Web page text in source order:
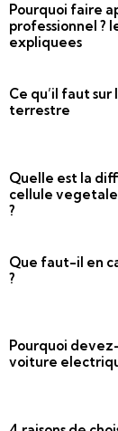
Pourquoi faire
professionnel ?
expliquees
Ce qu’il faut
terrestre
Quelle est la
cellule
?
Que faut-il en
?
Pourquoi
voiture